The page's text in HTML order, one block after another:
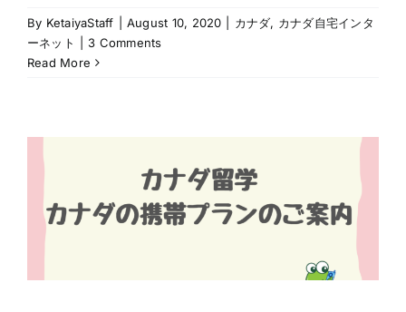
By KetaiyaStaff August 10, 2020 カナダ, カナダ自宅インタ
ーネット
3 Comments
Read More